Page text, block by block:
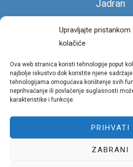
Upravljajte pristankom
kolačiće
Ova web stranica koristi tehnologije poput
najbolje iskustvo dok koristite njene
tehnologijama omogućava korištenje svih
neprihvaćanje ili povlačenje suglasnosti
karakteristike i funkcije.
PRIHVATI
ZABRANI
Jadran
Čarobna
Privatnost
Uvjeti korištenja
Politika kolačića